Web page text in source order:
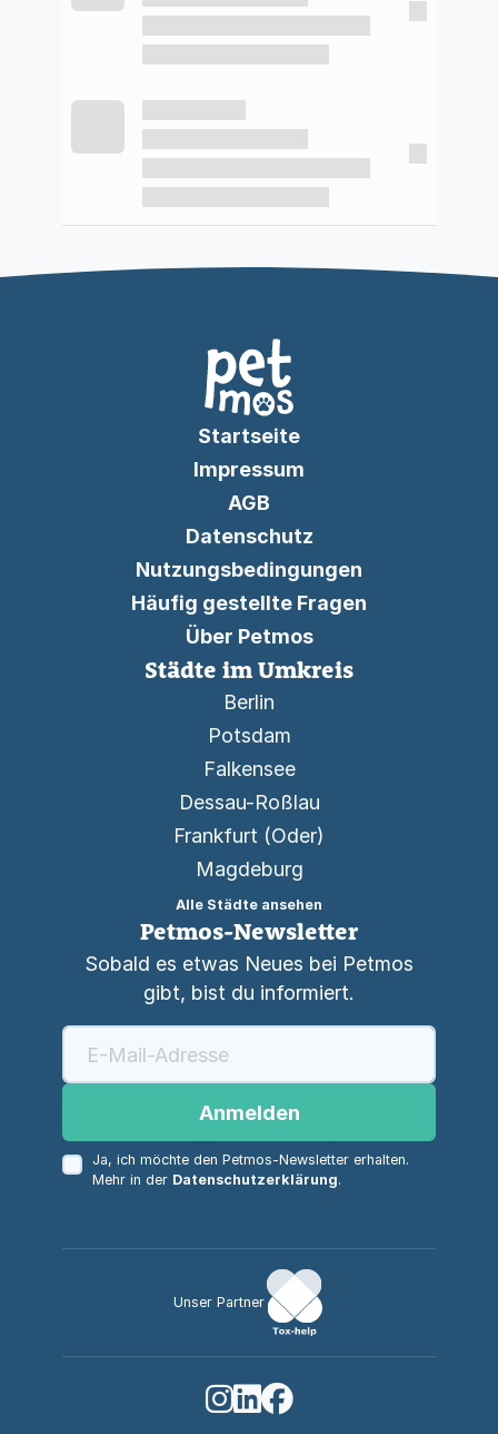
Startseite
Impressum
AGB
Datenschutz
Nutzungsbedingungen
Häufig gestellte Fragen
Über Petmos
Städte im Umkreis
Berlin
Potsdam
Falkensee
Dessau-Roßlau
Frankfurt (Oder)
Magdeburg
Alle Städte ansehen
Petmos-Newsletter
Sobald es etwas Neues bei Petmos
gibt, bist du informiert.
Anmelden
Ja, ich möchte den Petmos-Newsletter erhalten.
Mehr in der Datenschutzerklärung.
Unser Partner